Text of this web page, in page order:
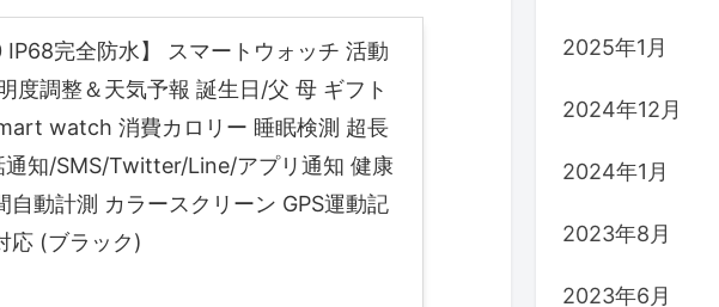
IP68完全防水】 スマートウォッチ 活動
度調整＆天気予報 誕生日/父 母 ギフト
watch 消費カロリー 睡眠検測 超長
通知/SMS/Twitter/Line/アプリ通知 健康
動計測 カラースクリーン GPS運動記
応 (ブラック)
2025年1月
2024年12月
2024年1月
2023年8月
2023年6月